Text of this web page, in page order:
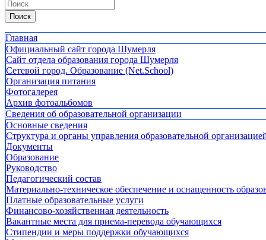
Поиск
Главная
Официальный сайт города Шумерля
Сайт отдела образования города Шумерля
Сетевой город. Образование (Net.School)
Организация питания
Фотогалерея
Архив фотоальбомов
Сведения об образовательной организации
Основные сведения
Структура и органы управления образовательной
Документы
Образование
Руководство
Педагогический состав
Материально-техническое обеспечение и оснащенность
Платные образовательные услуги
Финансово-хозяйственная деятельность
Вакантные места для приема-перевода обучающихся
Стипендии и меры поддержки обучающихся